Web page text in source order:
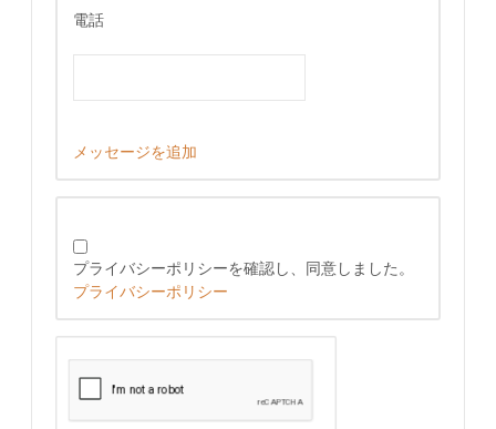
電話
メッセージを追加
プライバシーポリシーを確認し、同意しました。
プライバシーポリシー